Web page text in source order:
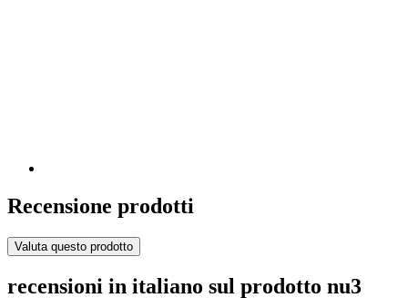
Recensione prodotti
Valuta questo prodotto
recensioni in italiano sul prodotto nu3